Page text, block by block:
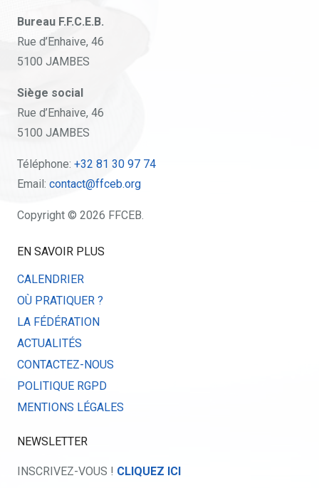
Bureau F.F.C.E.B.
Rue d’Enhaive, 46
5100 JAMBES
Siège social
Rue d’Enhaive, 46
5100 JAMBES
Téléphone: +32 81 30 97 74
Email: contact@ffceb.org
Copyright © 2026 FFCEB.
EN SAVOIR PLUS
CALENDRIER
OÙ PRATIQUER ?
LA FÉDÉRATION
ACTUALITÉS
CONTACTEZ-NOUS
POLITIQUE RGPD
MENTIONS LÉGALES
NEWSLETTER
INSCRIVEZ-VOUS ! CLIQUEZ ICI